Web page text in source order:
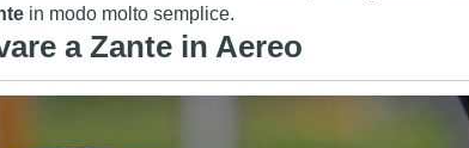
in modo molto semplice.
a Zante in Aereo